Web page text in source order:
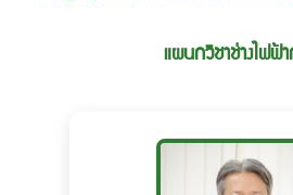
แผนกวิชาช่างไฟฟ้